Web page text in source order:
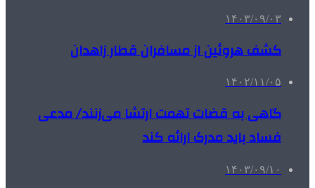
۱۴۰۳/۰۹/۰۳
کشف هروئین از مسافران قطار زاهدان
۱۴۰۲/۱۱/۰۵
گاهی به قضات تهمت ارتشا می‌زنند/ مدعی
فساد باید مدرک ارائه کند
۱۴۰۳/۰۹/۱۰